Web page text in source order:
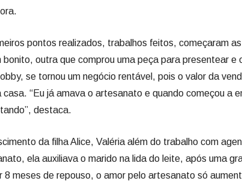
pontos realizados, trabalhos feitos, começaram
bonito, outra que comprou uma peça para presentear e
se tornou um negócio rentável, pois o valor da
casa. “Eu já amava o artesanato e quando começou a
destaca.
da filha Alice, Valéria além do trabalho com
ela auxiliava o marido na lida do leite, após uma
8 meses de repouso, o amor pelo artesanato só